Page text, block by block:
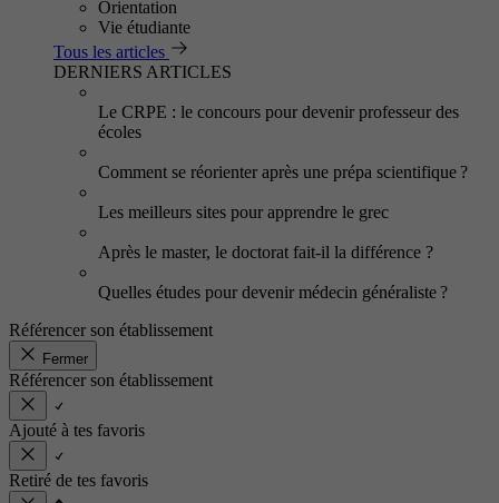
Orientation
Vie étudiante
Tous les articles
DERNIERS ARTICLES
Le CRPE : le concours pour devenir professeur des
écoles
Comment se réorienter après une prépa scientifique ?
Les meilleurs sites pour apprendre le grec
Après le master, le doctorat fait-il la différence ?
Quelles études pour devenir médecin généraliste ?
Référencer son établissement
Fermer
Référencer son établissement
Ajouté à tes favoris
Retiré de tes favoris